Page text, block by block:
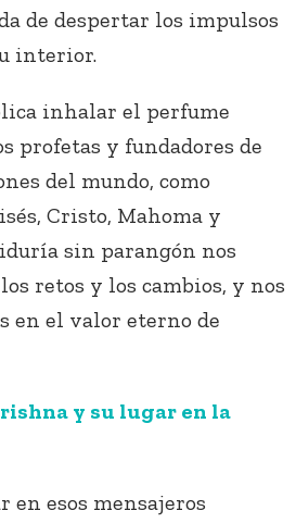
de despertar los impulsos
interior.
inhalar el perfume
profetas y fundadores de
del mundo, como
Cristo, Mahoma y
sin parangón nos
retos y los cambios, y nos
en el valor eterno de
y su lugar en la
en esos mensajeros